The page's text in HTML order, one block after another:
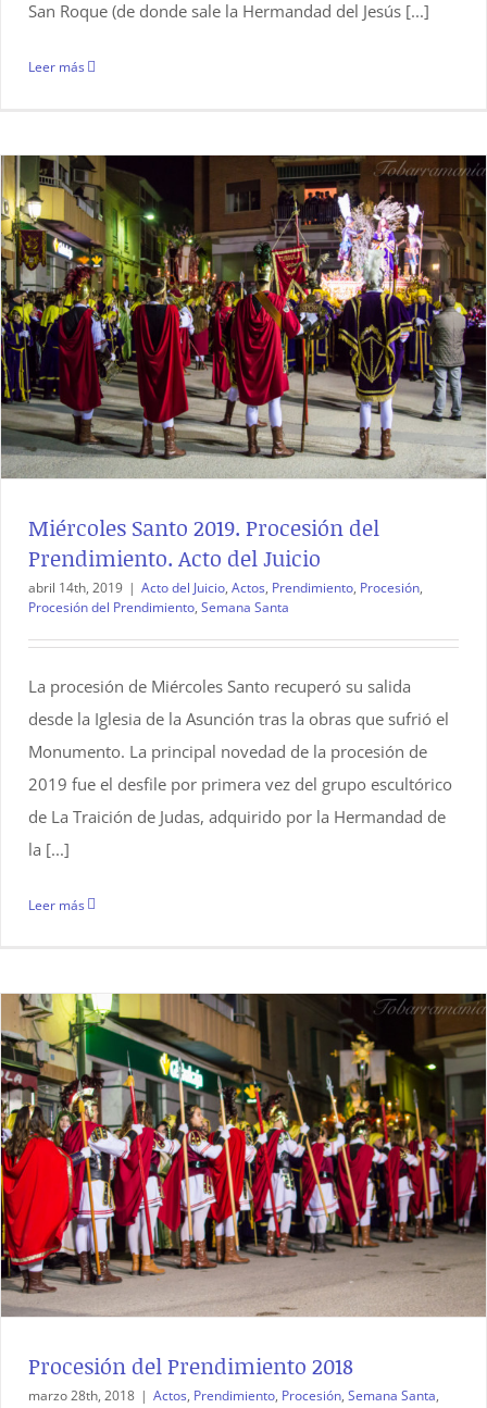
San Roque (de donde sale la Hermandad del Jesús [...]
Leer más
Miércoles Santo 2019. Procesión del
Prendimiento. Acto del Juicio
abril 14th, 2019 | Acto del Juicio, Actos, Prendimiento, Procesión,
Procesión del Prendimiento, Semana Santa
La procesión de Miércoles Santo recuperó su salida
desde la Iglesia de la Asunción tras la obras que sufrió el
Monumento. La principal novedad de la procesión de
2019 fue el desfile por primera vez del grupo escultórico
de La Traición de Judas, adquirido por la Hermandad de
la [...]
Leer más
Procesión del Prendimiento 2018
marzo 28th, 2018 | Actos, Prendimiento, Procesión, Semana Santa,